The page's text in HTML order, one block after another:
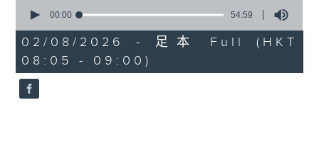
seconds
54
minutes,
59
seconds
00:00 54:59
02/08/2026 - 足本 Full (HKT
08:05 - 09:00)